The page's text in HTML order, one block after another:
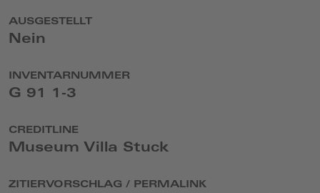
AUSGESTELLT
Nein
INVENTARNUMMER
G 91 1-3
CREDITLINE
Museum Villa Stuck
ZITIERVORSCHLAG / PERMALINK